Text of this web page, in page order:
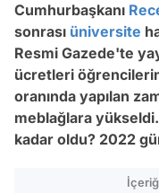
Cumhurbaşkanı
sonrası üniversite
Resmi Gazede'te
ücretleri
oranında yapılan
meblağlara
kadar oldu? 2022